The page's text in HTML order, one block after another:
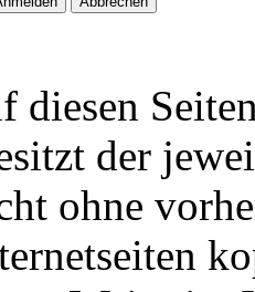
diesen
der
ohne